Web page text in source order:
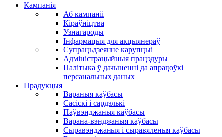
Кампанія
Аб кампаніі
Кіраўніцтва
Узнагароды
Інфармацыя для акцыянераў
Супрацьдзеянне карупцыі
Адміністрацыйныя працэдуры
Палітыка ў дачыненні да апрацоўкі
персанальных даных
Прадукцыя
Вараныя каўбасы
Сасіскі і сардэлькі
Паўвэнджаныя каўбасы
Варана-вэнджаныя каўбасы
Сыравэнджаныя і сыравяленыя каўбасы